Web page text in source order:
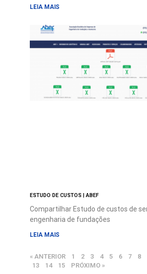
LEIA MAIS
ESTUDO DE CUSTOS | ABEF
Compartilhar Estudo de custos de
engenharia de fundações
LEIA MAIS
« ANTERIOR 1 2 3 4 5 6 7 8
13
14 15 PRÓXIMO »